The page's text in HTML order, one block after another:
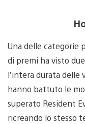
Una delle categorie
di premi ha visto
l’intera durata delle
hanno battuto le
superato Resident
ricreando lo stesso